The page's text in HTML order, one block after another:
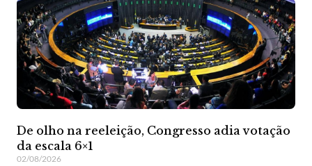
De olho na reeleição, Congresso adia votação
da escala 6×1
02/08/2026